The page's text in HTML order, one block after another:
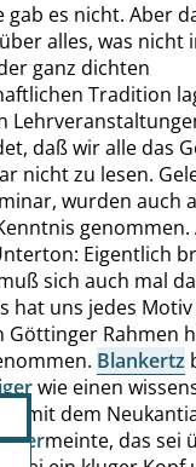
gab es nicht. Aber
alles, was nicht
ganz dichten
Tradition
daß wir alle das
nicht zu lesen.
wurden auch
Eigentlich
sich auch mal
hat uns jedes
Göttinger Rahmen
Blankertz
wie einen
mit dem
meinte, das sei